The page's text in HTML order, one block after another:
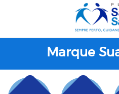
Marque